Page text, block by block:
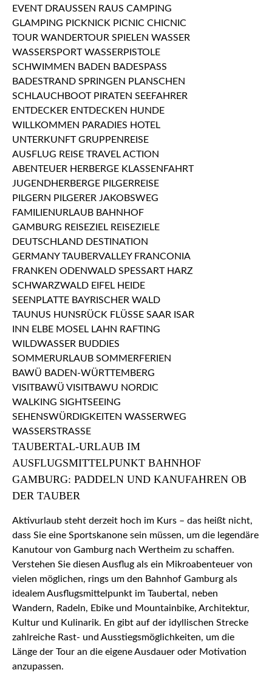
TAUBERTAL-URLAUB IM
AUSFLUGSMITTELPUNKT BAHNHOF
GAMBURG: PADDELN UND KANUFAHREN OB
DER TAUBER
Aktivurlaub steht derzeit hoch im Kurs – das heißt nicht,
dass Sie eine Sportskanone sein müssen, um die legendäre
Kanutour von Gamburg nach Wertheim zu schaffen.
Verstehen Sie diesen Ausflug als ein Mikroabenteuer von
vielen möglichen, rings um den Bahnhof Gamburg als
idealem Ausflugsmittelpunkt im Taubertal, neben
Wandern, Radeln, Ebike und Mountainbike, Architektur,
Kultur und Kulinarik. En gibt auf der idyllischen Strecke
zahlreiche Rast- und Ausstiegsmöglichkeiten, um die
Länge der Tour an die eigene Ausdauer oder Motivation
anzupassen.